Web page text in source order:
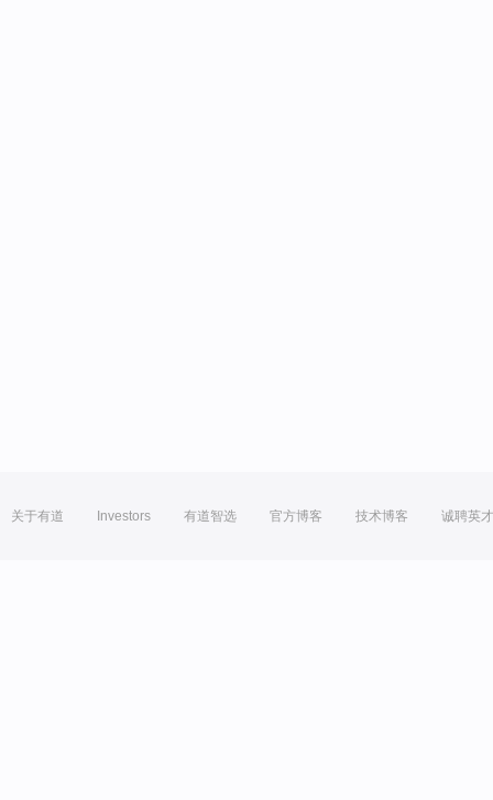
关于有道 Investors 有道智选 官方博客 技术博客 诚聘英才